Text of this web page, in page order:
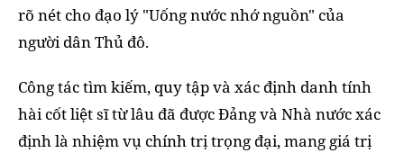
rõ nét cho đạo lý "Uống nước nhớ nguồn" của
người dân Thủ đô.
Công tác tìm kiếm, quy tập và xác định danh tính
hài cốt liệt sĩ từ lâu đã được Đảng và Nhà nước xác
định là nhiệm vụ chính trị trọng đại, mang giá trị